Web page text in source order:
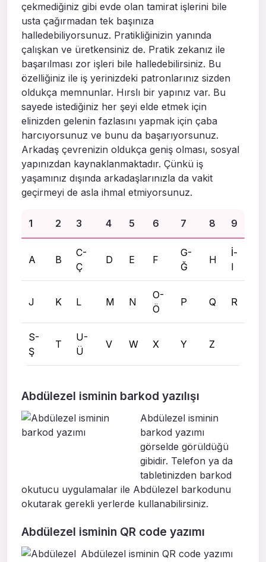
çekmediğiniz gibi evde olan tamirat işlerini bile
usta çağırmadan tek başınıza
halledebiliyorsunuz. Pratikliğinizin yanında
çalışkan ve üretkensiniz de. Pratik zekanız ile
başarılması zor işleri bile halledebilirsiniz. Bu
özelliğiniz ile iş yerinizdeki patronlarınız sizden
oldukça memnunlar. Hırslı bir yapınız var. Bu
sayede istediğiniz her şeyi elde etmek için
elinizden gelenin fazlasını yapmak için çaba
harcıyorsunuz ve bunu da başarıyorsunuz.
Arkadaş çevrenizin oldukça geniş olması, sosyal
yapınızdan kaynaklanmaktadır. Çünkü iş
yaşamınız dışında arkadaşlarınızla da vakit
geçirmeyi de asla ihmal etmiyorsunuz.
1 2 3 4 5 6 7 8 9
A B
C-
Ç
D E F
G-
Ğ
H
İ-
I
J K L M N
O-
Ö
P Q R
S-
Ş
T
U-
Ü
V W X Y Z
Abdülezel isminin barkod yazılışı
Abdülezel isminin
barkod yazımı
görselde görüldüğü
gibidir. Telefon ya da
tabletinizden barkod
okutucu uygulamalar ile Abdülezel barkodunu
okutarak gerekli yerlerde kullanabilirsiniz.
Abdülezel isminin QR code yazımı
Abdülezel isminin QR code yazımı